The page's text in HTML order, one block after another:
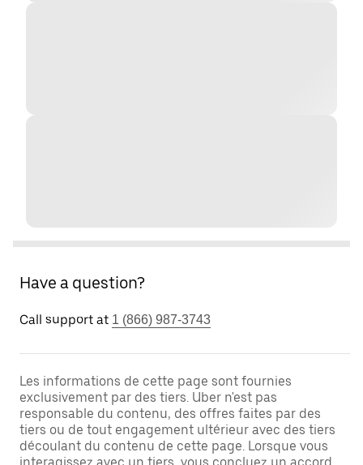
Have a question?
Call support at 1 (866) 987-3743
Les informations de cette page sont fournies
exclusivement par des tiers. Uber n'est pas
responsable du contenu, des offres faites par des
tiers ou de tout engagement ultérieur avec des tiers
découlant du contenu de cette page. Lorsque vous